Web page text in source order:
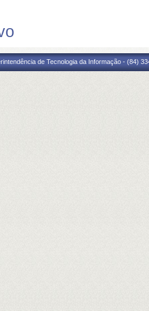
de Tecnologia da Informação - (84)